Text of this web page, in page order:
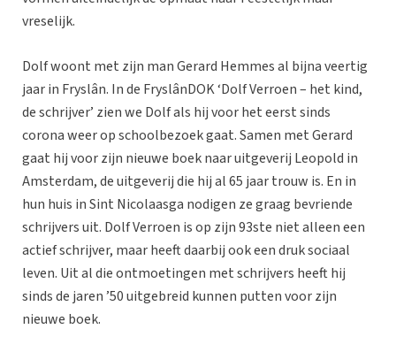
vreselijk.
Dolf woont met zijn man Gerard Hemmes al bijna veertig
jaar in Fryslân. In de FryslânDOK ‘Dolf Verroen – het kind,
de schrijver’ zien we Dolf als hij voor het eerst sinds
corona weer op schoolbezoek gaat. Samen met Gerard
gaat hij voor zijn nieuwe boek naar uitgeverij Leopold in
Amsterdam, de uitgeverij die hij al 65 jaar trouw is. En in
hun huis in Sint Nicolaasga nodigen ze graag bevriende
schrijvers uit. Dolf Verroen is op zijn 93ste niet alleen een
actief schrijver, maar heeft daarbij ook een druk sociaal
leven. Uit al die ontmoetingen met schrijvers heeft hij
sinds de jaren ’50 uitgebreid kunnen putten voor zijn
nieuwe boek.